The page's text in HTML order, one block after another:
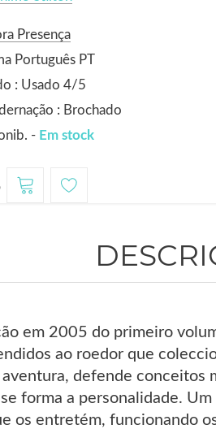
Presença
Português PT
: Usado 4/5
: Brochado
- Em stock
em 2005 do primeiro
ao roedor que
aventura, defende
forma a personalidade.
os entretém, funcionando